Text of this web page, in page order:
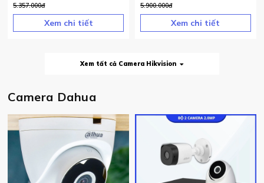
5.357.000đ
Xem chi tiết
5.900.000đ
Xem chi tiết
Xem tất cả Camera Hikvision
Camera Dahua